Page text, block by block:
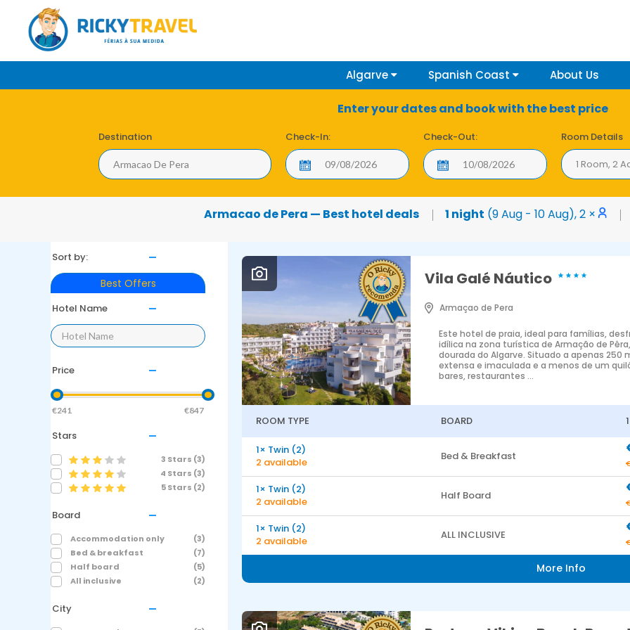
Algarve Spanish Coast About Us
Enter your dates and book with the best price
Destination Check-In: Check-Out: Room Details
1 Room, 2
Armacao de Pera — Best hotel deals 1 night (9 Aug - 10 Aug), 2 ×
Vila Galé Náutico
Armaçao de Pera
Este hotel de praia, ideal para famílias,
idílica na zona turística de Armação de
dourada do Algarve. Situado a apenas 250
extensa e imaculada e a menos de um
bares, restaurantes ...
ROOM TYPE BOARD
1× Twin (2)
2 available
Bed & Breakfast
1× Twin (2)
2 available
Half Board
1× Twin (2)
2 available
ALL INCLUSIVE
More Info
Sort by:
Best Offers
Hotel Name
Price
Stars
3 Stars (3)
4 Stars (3)
5 Stars (2)
Board
Accommodation only
(3)
Bed & breakfast
(7)
Half board
(5)
All inclusive
(2)
City